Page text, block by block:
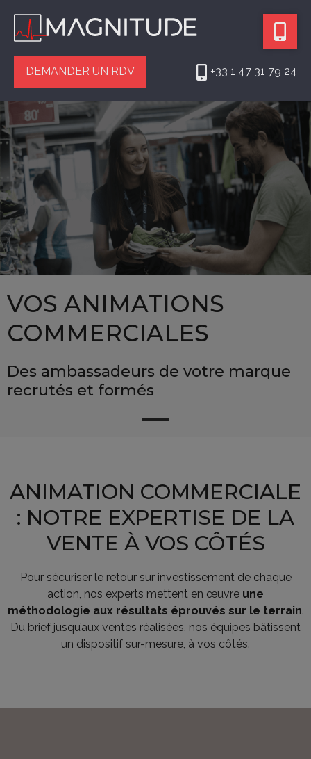
DEMANDER UN RDV +33 1 47 31 79 24
VOS ANIMATIONS
COMMERCIALES
Des ambassadeurs de votre marque
recrutés et formés
ANIMATION COMMERCIALE
: NOTRE EXPERTISE DE LA
VENTE À VOS CÔTÉS
Pour sécuriser le retour sur investissement de chaque
action, nos experts mettent en œuvre une
méthodologie aux résultats éprouvés sur le terrain.
Du brief jusqu’aux ventes réalisées, nos équipes bâtissent
un dispositif sur-mesure, à vos côtés.